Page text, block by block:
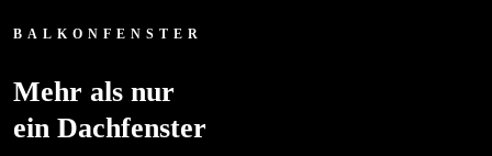
BALKONFENSTER
Mehr als nur
ein Dachfenster